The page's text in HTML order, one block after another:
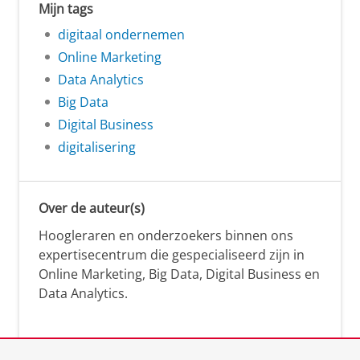
Mijn tags
digitaal ondernemen
Online Marketing
Data Analytics
Big Data
Digital Business
digitalisering
Over de auteur(s)
Hoogleraren en onderzoekers binnen ons
expertisecentrum die gespecialiseerd zijn in
Online Marketing, Big Data, Digital Business en
Data Analytics.